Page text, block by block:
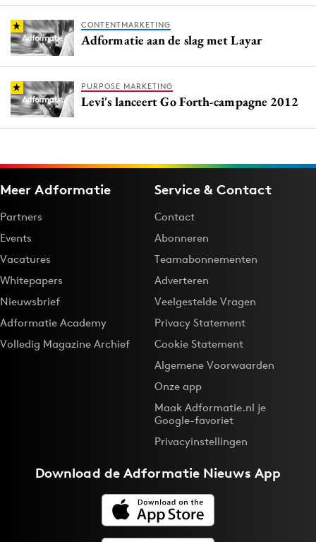
CONTENTMARKETING
Adformatie aan de slag met Layar
PURPOSE MARKETING
Levi's lanceert Go Forth-campagne 2012
Meer Adformatie
Partners
Events
Vacatures
Whitepapers
Nieuwsbrief
Adformatie Academy
Volledig Magazine Archief
Service & Contact
Contact
Abonneren
Teamabonnementen
Adverteren
Veelgestelde Vragen
Privacy Statement
Cookie Statement
Algemene Voorwaarden
Onze app
Maak Adformatie.nl je
Google-favoriet
Privacyinstellingen
Download deAdformatie Nieuws App